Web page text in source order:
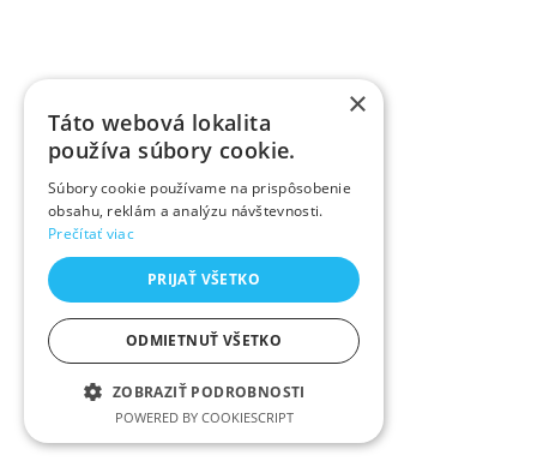
×
Táto webová lokalita
používa súbory cookie.
Súbory cookie používame na prispôsobenie
obsahu, reklám a analýzu návštevnosti.
Prečítať viac
PRIJAŤ VŠETKO
ODMIETNUŤ VŠETKO
ZOBRAZIŤ PODROBNOSTI
POWERED BY COOKIESCRIPT